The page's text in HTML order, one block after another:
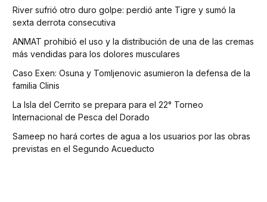
River sufrió otro duro golpe: perdió ante Tigre y sumó la
sexta derrota consecutiva
ANMAT prohibió el uso y la distribución de una de las cremas
más vendidas para los dolores musculares
Caso Exen: Osuna y Tomljenovic asumieron la defensa de la
familia Clinis
La Isla del Cerrito se prepara para el 22° Torneo
Internacional de Pesca del Dorado
Sameep no hará cortes de agua a los usuarios por las obras
previstas en el Segundo Acueducto